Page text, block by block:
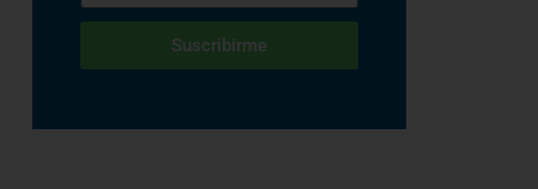
Suscribirme